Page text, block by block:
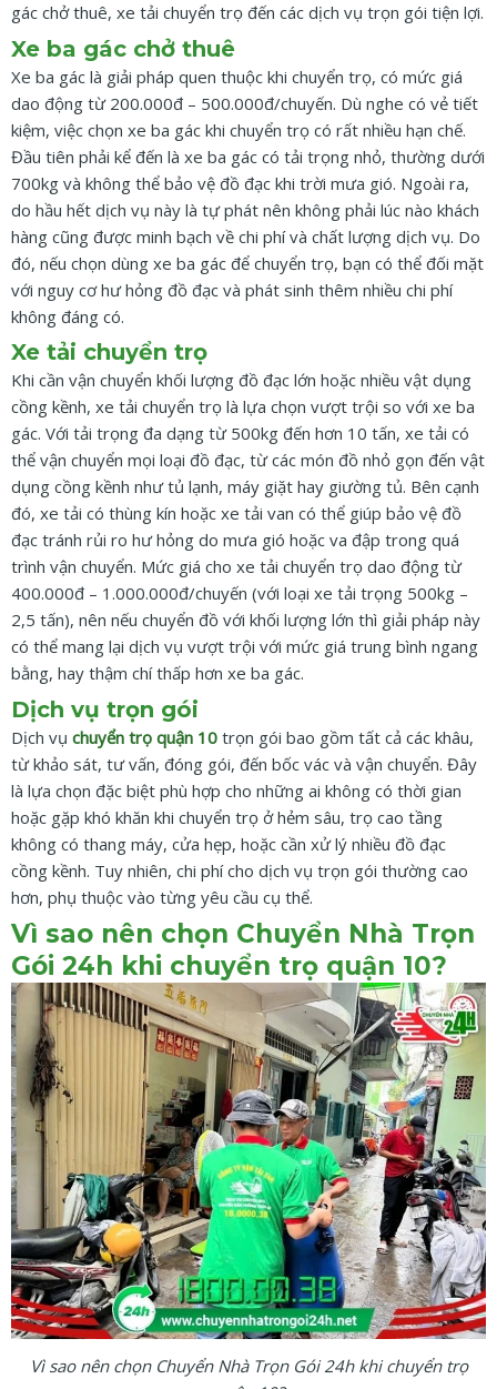
gác chở thuê, xe tải chuyển trọ đến các dịch vụ trọn gói tiện lợi.
Xe ba gác chở thuê
Xe ba gác là giải pháp quen thuộc khi chuyển trọ, có mức giá
dao động từ 200.000đ – 500.000đ/chuyến. Dù nghe có vẻ tiết
kiệm, việc chọn xe ba gác khi chuyển trọ có rất nhiều hạn chế.
Đầu tiên phải kể đến là xe ba gác có tải trọng nhỏ, thường dưới
700kg và không thể bảo vệ đồ đạc khi trời mưa gió. Ngoài ra,
do hầu hết dịch vụ này là tự phát nên không phải lúc nào khách
hàng cũng được minh bạch về chi phí và chất lượng dịch vụ. Do
đó, nếu chọn dùng xe ba gác để chuyển trọ, bạn có thể đối mặt
với nguy cơ hư hỏng đồ đạc và phát sinh thêm nhiều chi phí
không đáng có.
Xe tải chuyển trọ
Khi cần vận chuyển khối lượng đồ đạc lớn hoặc nhiều vật dụng
cồng kềnh, xe tải chuyển trọ là lựa chọn vượt trội so với xe ba
gác. Với tải trọng đa dạng từ 500kg đến hơn 10 tấn, xe tải có
thể vận chuyển mọi loại đồ đạc, từ các món đồ nhỏ gọn đến vật
dụng cồng kềnh như tủ lạnh, máy giặt hay giường tủ. Bên cạnh
đó, xe tải có thùng kín hoặc xe tải van có thể giúp bảo vệ đồ
đạc tránh rủi ro hư hỏng do mưa gió hoặc va đập trong quá
trình vận chuyển. Mức giá cho xe tải chuyển trọ dao động từ
400.000đ – 1.000.000đ/chuyến (với loại xe tải trọng 500kg –
2,5 tấn), nên nếu chuyển đồ với khối lượng lớn thì giải pháp này
có thể mang lại dịch vụ vượt trội với mức giá trung bình ngang
bằng, hay thậm chí thấp hơn xe ba gác.
Dịch vụ trọn gói
Dịch vụ chuyển trọ quận 10 trọn gói bao gồm tất cả các khâu,
từ khảo sát, tư vấn, đóng gói, đến bốc vác và vận chuyển. Đây
là lựa chọn đặc biệt phù hợp cho những ai không có thời gian
hoặc gặp khó khăn khi chuyển trọ ở hẻm sâu, trọ cao tầng
không có thang máy, cửa hẹp, hoặc cần xử lý nhiều đồ đạc
cồng kềnh. Tuy nhiên, chi phí cho dịch vụ trọn gói thường cao
hơn, phụ thuộc vào từng yêu cầu cụ thể.
Vì sao nên chọn Chuyển Nhà Trọn
Gói 24h khi chuyển trọ quận 10?
Vì sao nên chọn Chuyển Nhà Trọn Gói 24h khi chuyển trọ